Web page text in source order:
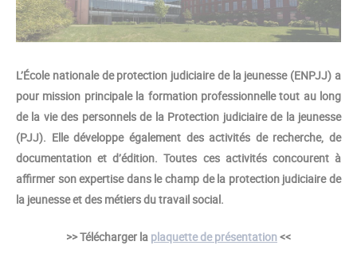
L’École nationale de protection judiciaire de la jeunesse (ENPJJ) a
pour mission principale la formation professionnelle tout au long
de la vie des personnels de la Protection judiciaire de la jeunesse
(PJJ). Elle développe également des activités de recherche, de
documentation et d’édition. Toutes ces activités concourent à
affirmer son expertise dans le champ de la protection judiciaire de
la jeunesse et des métiers du travail social.
>> Télécharger la plaquette de présentation<<